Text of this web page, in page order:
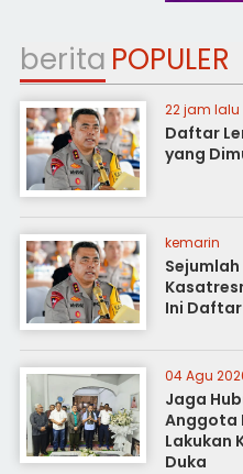
berita POPULER
22 jam lalu
Daftar
yang
kemarin
Ini
04 Agu
Jaga
Anggota
Lakukan
Duka